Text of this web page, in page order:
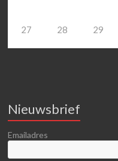
27 28 29
Nieuwsbrief
Emailadres